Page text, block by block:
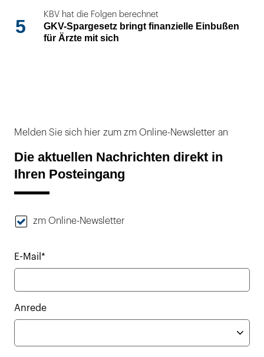
5
KBV hat die Folgen berechnet
GKV-Spargesetz bringt finanzielle Einbußen
für Ärzte mit sich
Melden Sie sich hier zum zm Online-Newsletter an
Die aktuellen Nachrichten direkt in
Ihren Posteingang
zm Online-Newsletter
E-Mail*
Anrede